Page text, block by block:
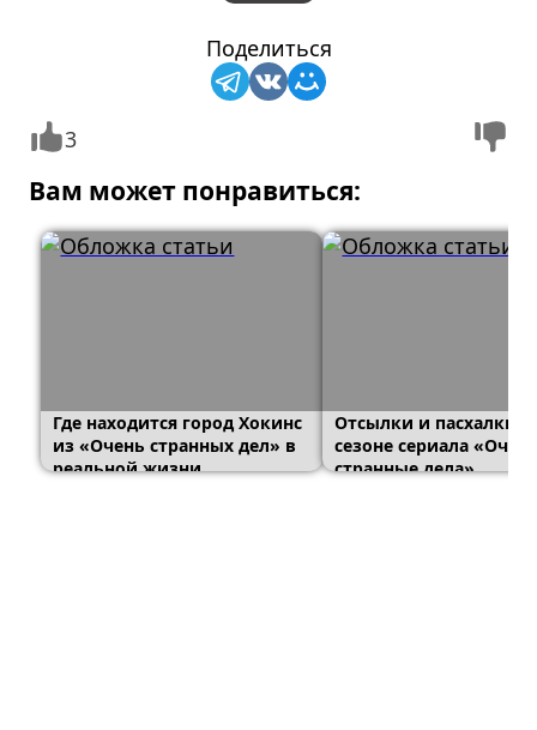
Поделиться
3
Вам может понравиться:
Где находится город Хокинс
из «Очень странных дел» в
реальной жизни
Отсылки и пасхалки
сезоне сериала
странные дела»